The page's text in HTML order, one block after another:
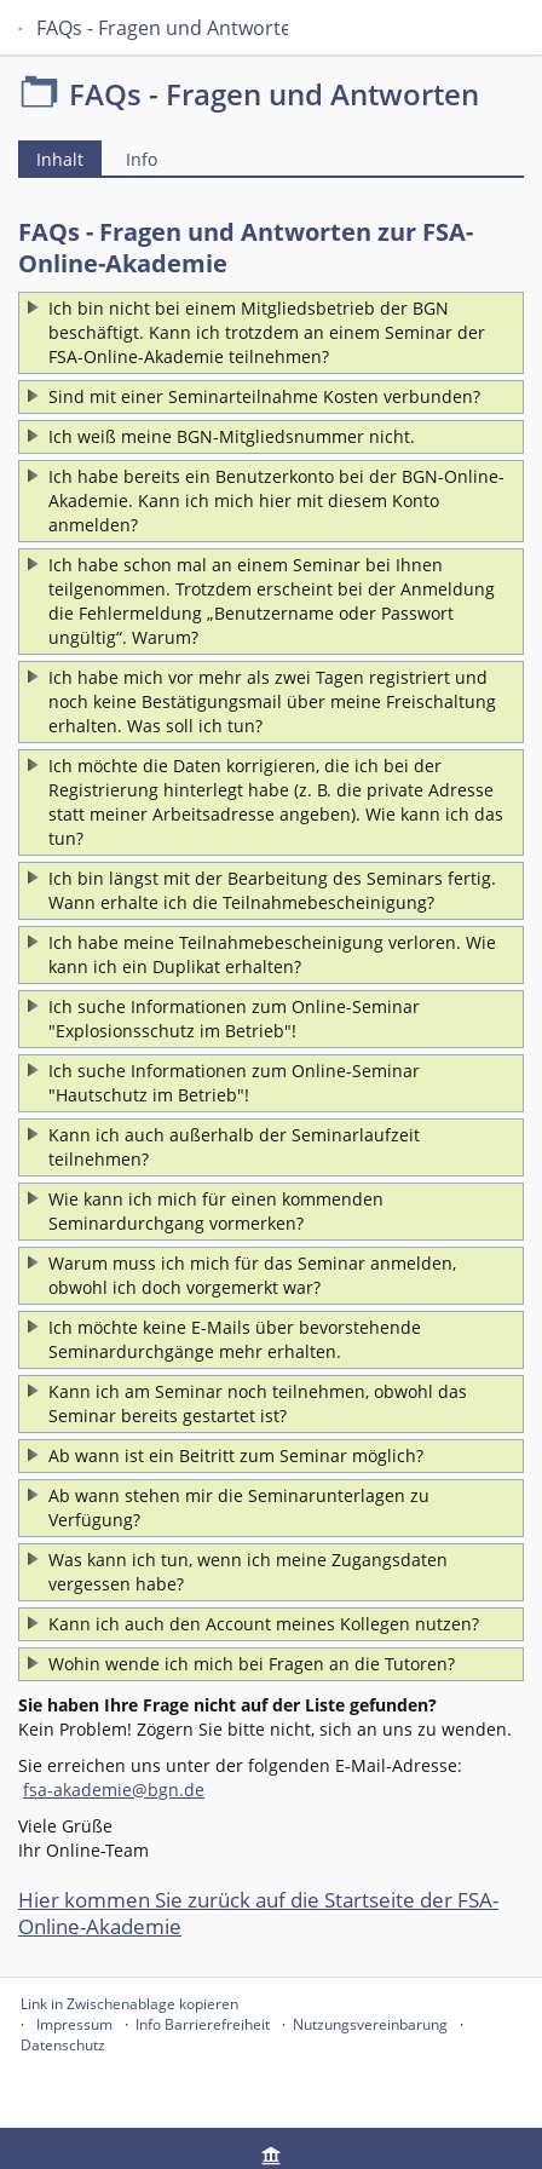
FAQs - Fragen und Antworten
FAQs - Fragen und Antworten
Inhalt Info
FAQs - Fragen und Antworten zur FSA-
Online-Akademie
Ich bin nicht bei einem Mitgliedsbetrieb der BGN
beschäftigt. Kann ich trotzdem an einem Seminar der
FSA-Online-Akademie teilnehmen?
Sind mit einer Seminarteilnahme Kosten verbunden?
Ich weiß meine BGN-Mitgliedsnummer nicht.
Ich habe bereits ein Benutzerkonto bei der BGN-Online-
Akademie. Kann ich mich hier mit diesem Konto
anmelden?
Ich habe schon mal an einem Seminar bei Ihnen
teilgenommen. Trotzdem erscheint bei der Anmeldung
die Fehlermeldung „Benutzername oder Passwort
ungültig“. Warum?
Ich habe mich vor mehr als zwei Tagen registriert und
noch keine Bestätigungsmail über meine Freischaltung
erhalten. Was soll ich tun?
Ich möchte die Daten korrigieren, die ich bei der
Registrierung hinterlegt habe (z. B. die private Adresse
statt meiner Arbeitsadresse angeben). Wie kann ich das
tun?
Ich bin längst mit der Bearbeitung des Seminars fertig.
Wann erhalte ich die Teilnahmebescheinigung?
Ich habe meine Teilnahmebescheinigung verloren. Wie
kann ich ein Duplikat erhalten?
Ich suche Informationen zum Online-Seminar
"Explosionsschutz im Betrieb"!
Ich suche Informationen zum Online-Seminar
"Hautschutz im Betrieb"!
Kann ich auch außerhalb der Seminarlaufzeit
teilnehmen?
Wie kann ich mich für einen kommenden
Seminardurchgang vormerken?
Warum muss ich mich für das Seminar anmelden,
obwohl ich doch vorgemerkt war?
Ich möchte keine E-Mails über bevorstehende
Seminardurchgänge mehr erhalten.
Kann ich am Seminar noch teilnehmen, obwohl das
Seminar bereits gestartet ist?
Ab wann ist ein Beitritt zum Seminar möglich?
Ab wann stehen mir die Seminarunterlagen zu
Verfügung?
Was kann ich tun, wenn ich meine Zugangsdaten
vergessen habe?
Kann ich auch den Account meines Kollegen nutzen?
Wohin wende ich mich bei Fragen an die Tutoren?
Sie haben Ihre Frage nicht auf der Liste gefunden?
Kein Problem! Zögern Sie bitte nicht, sich an uns zu wenden.
Sie erreichen uns unter der folgenden E-Mail-Adresse:
fsa-akademie@bgn.de
Viele Grüße
Ihr Online-Team
Hier kommen Sie zurück auf die Startseite der FSA-
Online-Akademie
Link in Zwischenablage kopieren
Impressum
Info Barrierefreiheit
Nutzungsvereinbarung
Datenschutz